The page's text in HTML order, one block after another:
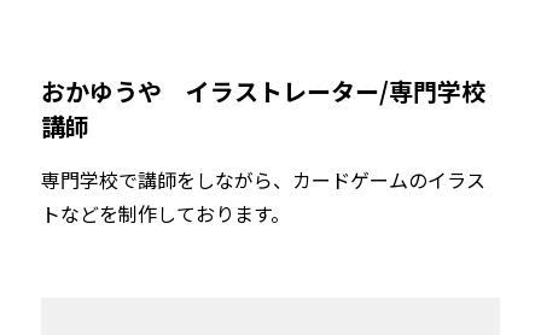
おかゆうや　イラストレーター/専門学校
講師
専門学校で講師をしながら、カードゲームのイラス
トなどを制作しております。